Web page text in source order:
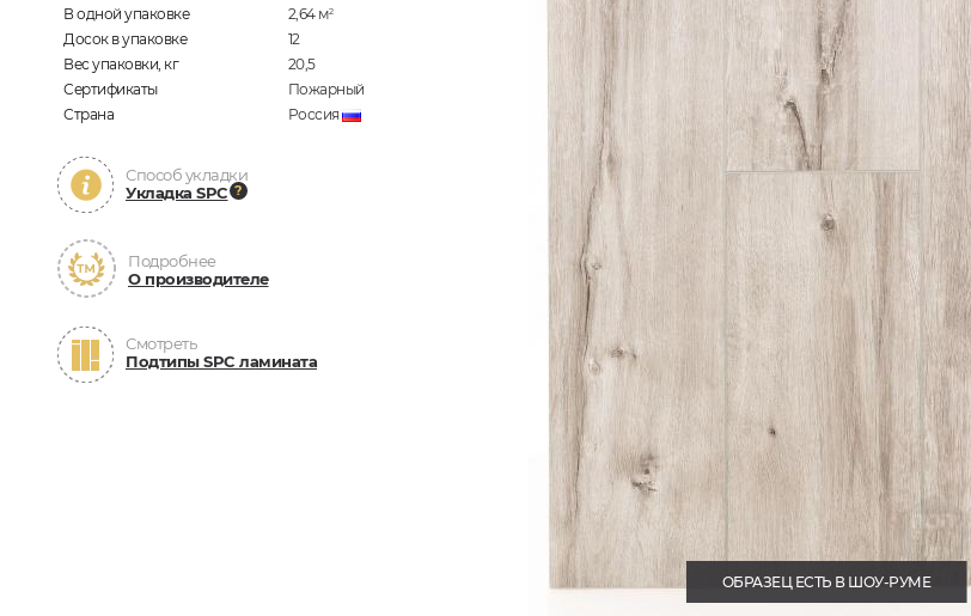
В одной упаковке 2,64 м2
Досок в упаковке
12
Вес упаковки, кг
20,5
Сертификаты
Пожарный
Страна
Россия
Способ укладки
Укладка SPC
Подробнее
О производителе
Смотреть
Подтипы SPC ламината
ОБРАЗЕЦ ЕСТЬ В ШОУ-РУМЕ